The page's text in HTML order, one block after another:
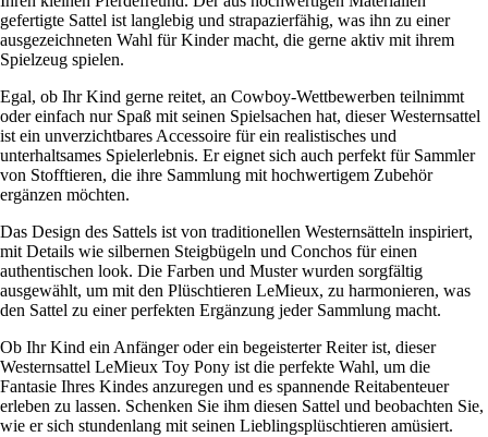
gefertigte Sattel ist langlebig und strapazierfähig, was ihn zu einer
ausgezeichneten Wahl für Kinder macht, die gerne aktiv mit ihrem
Spielzeug spielen.
Egal, ob Ihr Kind gerne reitet, an Cowboy-Wettbewerben teilnimmt
oder einfach nur Spaß mit seinen Spielsachen hat, dieser Westernsattel
ist ein unverzichtbares Accessoire für ein realistisches und
unterhaltsames Spielerlebnis. Er eignet sich auch perfekt für Sammler
von Stofftieren, die ihre Sammlung mit hochwertigem Zubehör
ergänzen möchten.
Das Design des Sattels ist von traditionellen Westernsätteln inspiriert,
mit Details wie silbernen Steigbügeln und Conchos für einen
authentischen look. Die Farben und Muster wurden sorgfältig
ausgewählt, um mit den Plüschtieren LeMieux, zu harmonieren, was
den Sattel zu einer perfekten Ergänzung jeder Sammlung macht.
Ob Ihr Kind ein Anfänger oder ein begeisterter Reiter ist, dieser
Westernsattel LeMieux Toy Pony ist die perfekte Wahl, um die
Fantasie Ihres Kindes anzuregen und es spannende Reitabenteuer
erleben zu lassen. Schenken Sie ihm diesen Sattel und beobachten Sie,
wie er sich stundenlang mit seinen Lieblingsplüschtieren amüsiert.